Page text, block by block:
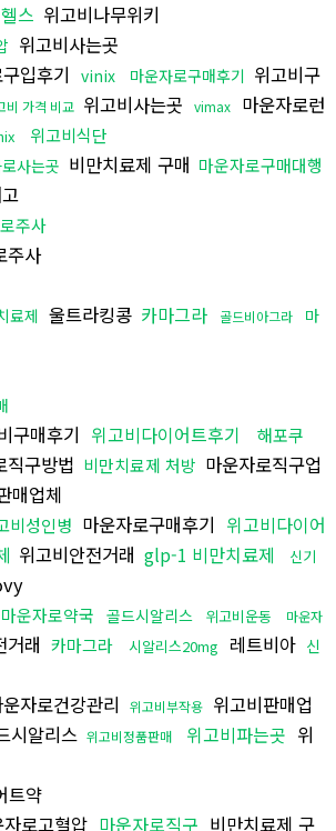
스 위고비나무위키
위고비사는곳
입후기 vinix 마운자로구매후기 위고비구
비 가격 비교 위고비사는곳 vimax
마운자로런
위고비식단
사는곳 비만치료제 구매 마운자로구매대행
주사
주사
료제 울트라킹콩 카마그라 골드비아그라
마
구매후기 위고비다이어트후기 해포쿠
직구방법 비만치료제 처방 마운자로직구업
매업체
비성인병 마운자로구매후기 위고비다이어
위고비안전거래 glp-1 비만치료제
신기
마운자로약국 골드시알리스 위고비운동
마운자
거래 카마그라 시알리스20mg 레트비아 신
자로건강관리 위고비부작용 위고비판매업
시알리스 위고비정품판매 위고비파는곳 위
트약
자로고혈압 마운자로직구 비만치료제 구